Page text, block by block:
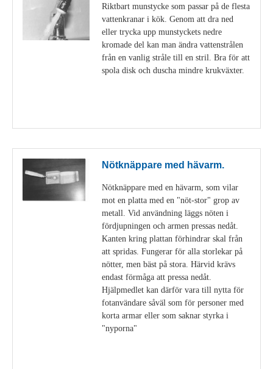
Riktbart munstycke som passar på de flesta
vattenkranar i kök. Genom att dra ned
eller trycka upp munstyckets nedre
kromade del kan man ändra vattenstrålen
från en vanlig stråle till en stril. Bra för att
spola disk och duscha mindre krukväxter.
Nötknäppare med hävarm.
Nötknäppare med en hävarm, som vilar
mot en platta med en "nöt-stor" grop av
metall. Vid användning läggs nöten i
fördjupningen och armen pressas nedåt.
Kanten kring plattan förhindrar skal från
att spridas. Fungerar för alla storlekar på
nötter, men bäst på stora. Härvid krävs
endast förmåga att pressa nedåt.
Hjälpmedlet kan därför vara till nytta för
fotanvändare såväl som för personer med
korta armar eller som saknar styrka i
"nyporna"